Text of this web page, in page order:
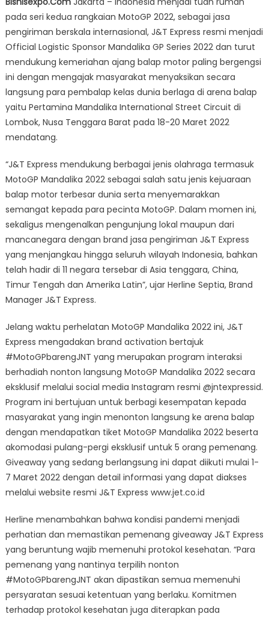
Express
Ajak
Nonton
Bareng
MotoGP
Eksklusif
di
Lombok
pada seri kedua rangkaian MotoGP 2022, sebagai jasa
pengiriman berskala internasional, J&T Express resmi menjadi
Official Logistic Sponsor Mandalika GP Series 2022 dan turut
mendukung kemeriahan ajang balap motor paling bergengsi
ini dengan mengajak masyarakat menyaksikan secara
langsung para pembalap kelas dunia berlaga di arena balap
yaitu Pertamina Mandalika International Street Circuit di
Lombok, Nusa Tenggara Barat pada 18-20 Maret 2022
mendatang.
“J&T Express mendukung berbagai jenis olahraga termasuk
MotoGP Mandalika 2022 sebagai salah satu jenis kejuaraan
balap motor terbesar dunia serta menyemarakkan
semangat kepada para pecinta MotoGP. Dalam momen ini,
sekaligus mengenalkan pengunjung lokal maupun dari
mancanegara dengan brand jasa pengiriman J&T Express
yang menjangkau hingga seluruh wilayah Indonesia, bahkan
telah hadir di 11 negara tersebar di Asia tenggara, China,
Timur Tengah dan Amerika Latin”, ujar Herline Septia, Brand
Manager J&T Express.
Jelang waktu perhelatan MotoGP Mandalika 2022 ini, J&T
Express mengadakan brand activation bertajuk
#MotoGPbarengJNT yang merupakan program interaksi
berhadiah nonton langsung MotoGP Mandalika 2022 secara
eksklusif melalui social media Instagram resmi @jntexpressid.
Program ini bertujuan untuk berbagi kesempatan kepada
masyarakat yang ingin menonton langsung ke arena balap
dengan mendapatkan tiket MotoGP Mandalika 2022 beserta
akomodasi pulang-pergi eksklusif untuk 5 orang pemenang.
Giveaway yang sedang berlangsung ini dapat diikuti mulai 1-
7 Maret 2022 dengan detail informasi yang dapat diakses
melalui website resmi J&T Express www.jet.co.id
Herline menambahkan bahwa kondisi pandemi menjadi
perhatian dan memastikan pemenang giveaway J&T Express
yang beruntung wajib memenuhi protokol kesehatan. “Para
pemenang yang nantinya terpilih nonton
#MotoGPbarengJNT akan dipastikan semua memenuhi
persyaratan sesuai ketentuan yang berlaku. Komitmen
terhadap protokol kesehatan juga diterapkan pada